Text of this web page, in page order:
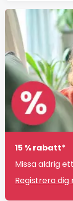
15 % rabatt*
Missa aldrig
Registrera dig